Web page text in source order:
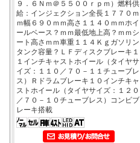
９．６Ｎｍ＠５５００ｒｐｍ）燃料供
給：インジェクション全長１７７０ｍ
ｍ幅６９０ｍｍ高さ１１４０ｍｍホイ
ールベース？ｍｍ最低地上高？ｍｍシ
ート高さｍｍ車重１１４Ｋｇガソリン
タンク容量？ＬＦディスクブレーキ１
１インチキャストホイール（タイヤサ
イズ：１１０／７０－１１チューブレ
ス）Ｒドラムブレーキ１０インチキャ
ストホイール（タイヤサイズ：１２０
／７０－１０チューブレス）コンビブ
レーキ搭載